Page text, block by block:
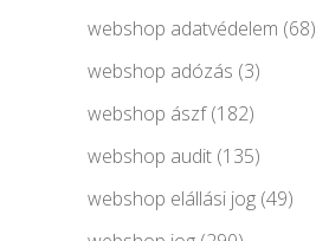
webshop adatvédelem (68)
webshop adózás (3)
webshop ászf(182)
webshop audit (135)
webshop elállási jog (49)